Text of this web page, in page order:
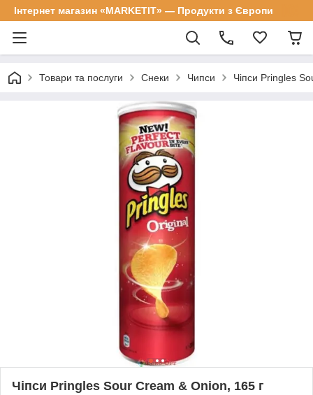
Інтернет магазин «MARKETIT» — Продукти з Європи
Товари та послуги Снеки Чипси Чіпси Pringles
Чіпси Pringles Sour Cream & Onion, 165 г